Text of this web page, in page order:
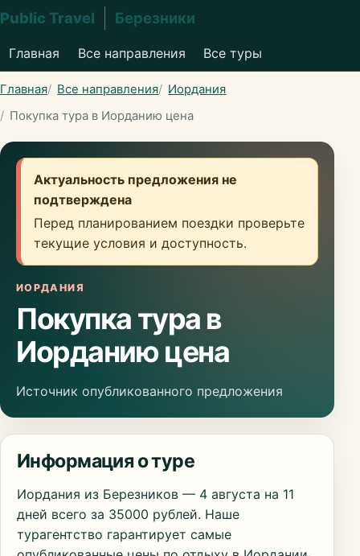
Public Travel Березники
Главная Все направления Все туры
Главная Все направления
Иордания
Покупка тура в Иорданию цена
Актуальность предложения не
подтверждена
Перед планированием поездки проверьте
текущие условия и доступность.
ИОРДАНИЯ
Покупка тура в
Иорданию цена
Источник опубликованного предложения
Информация о туре
Иордания из Березников — 4 августа на 11
дней всего за 35000 рублей. Наше
турагентство гарантирует самые